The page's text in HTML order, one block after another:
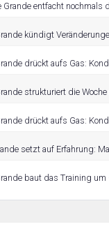
entfacht nochmals
kündigt
drückt aufs Gas:
strukturiert die
drückt aufs Gas:
setzt auf Erfahrung:
baut das Training